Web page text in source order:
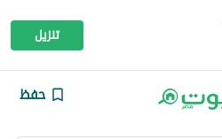
تنزيل
حفظ